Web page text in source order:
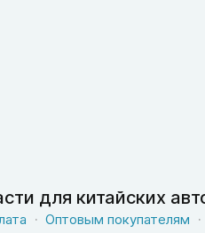
для китайских
Оптовым покупателям